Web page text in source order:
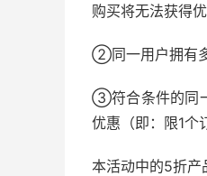
购买将无法获得优
②同一用户拥有多
③符合条件的同
优惠（即：限1个
本活动中的5折产